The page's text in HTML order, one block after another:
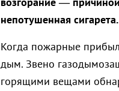
непотушенная сигарета.
Когда пожарные
дым. Звено
горящими вещами